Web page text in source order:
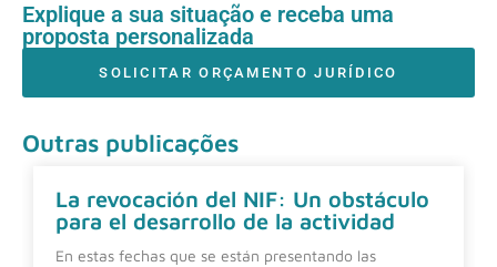
Explique a sua situação e receba uma
proposta personalizada
SOLICITAR ORÇAMENTO JURÍDICO
Outras publicações
La revocación del NIF: Un obstáculo
para el desarrollo de la actividad
En estas fechas que se están presentando las